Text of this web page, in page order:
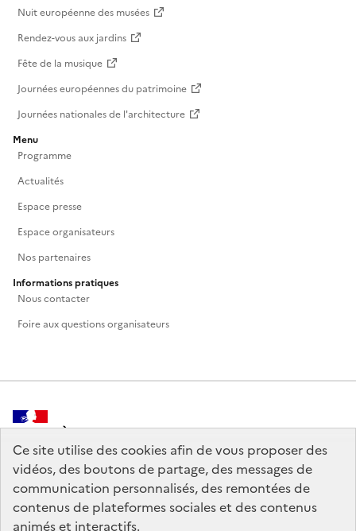
Ce site utilise des cookies afin de vous proposer des
vidéos, des boutons de partage, des messages de
communication personnalisés, des remontées de
contenus de plateformes sociales et des contenus
animés et interactifs.
Nuit européenne des musées
Rendez-vous aux jardins
Fête de la musique
Journées européennes du patrimoine
Journées nationales de l'architecture
Menu
Programme
Actualités
Espace presse
Espace organisateurs
Nos partenaires
Informations pratiques
Nous contacter
Foire aux questions organisateurs
MINISTÈRE
DE LA CULTURE